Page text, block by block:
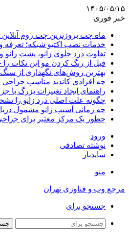
۱۴۰۵/۰۵/۱۵
خبر فوری
ماه چت بروزترین چت روم
خدمات نصب اکتیو شبکه؛ تعرفه
تفاوت درد جلوی زانو، پشت
قبل از رنگ کردن مو این نکات را
بهترین روش‌های نگهداری از
چه افرادی کاندید مناسب جراحی
راهنمای ایجاد تغییرات بزرگ با
چگونه علت اصلی درد زانو را
چه زمانی آسیب زانو مشمول
چطور یک مرکز معتبر برای جراحی
ورود
نوشته تصادفی
سایدبار
منو
مرجع وب و فناوری تهران
جستجو برای